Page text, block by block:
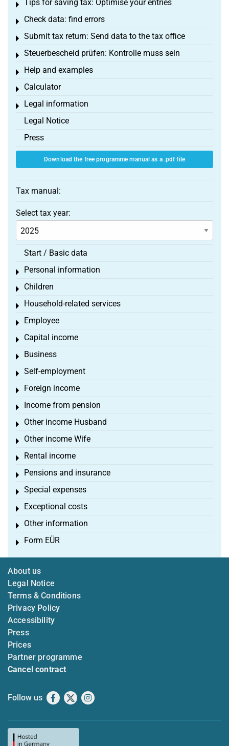
Tips for saving tax: Optimise your entries
Toggle menu
Check data: find errors
Toggle menu
Submit tax return: Send data to the tax office
Toggle menu
Steuerbescheid prüfen: Kontrolle muss sein
Toggle menu
Help and examples
Toggle menu
Calculator
Toggle menu
Legal information
Toggle menu
Legal Notice
Press
Download the free programme manual as a .pdf file
Tax manual:
Select tax year:
Start / Basic data
Personal information
Toggle menu
Children
Toggle menu
Household-related services
Toggle menu
Employee
Toggle menu
Capital income
Toggle menu
Business
Toggle menu
Self-employment
Toggle menu
Foreign income
Toggle menu
Income from pension
Toggle menu
Other income Husband
Toggle menu
Other income Wife
Toggle menu
Rental income
Toggle menu
Pensions and insurance
Toggle menu
Special expenses
Toggle menu
Exceptional costs
Toggle menu
Other information
Toggle menu
Form EÜR
Toggle menu
About us
Legal Notice
Terms & Conditions
Privacy Policy
Accessibility
Press
Prices
Partner programme
Cancel contract
Follow us Facebook
X Instagram